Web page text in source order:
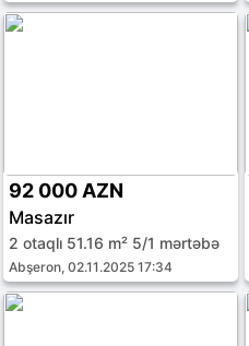
92 000 AZN
Masazır
2 otaqlı 51.16 m² 5/1 mərtəbə
Abşeron, 02.11.2025 17:34